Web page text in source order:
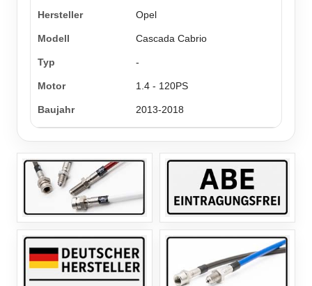
Opel
Cascada Cabrio
-
1.4 - 120PS
2013-2018